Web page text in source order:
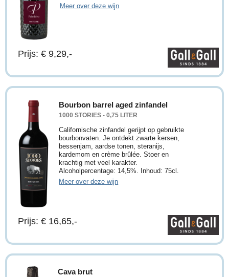
Meer over deze wijn
Prijs: € 9,29,-
Bourbon barrel aged zinfandel
1000 STORIES - 0,75 LITER
Californische zinfandel gerijpt op gebruikte
bourbonvaten. Je ontdekt zwarte kersen,
bessenjam, aardse tonen, steranijs,
kardemom en crème brûlée. Stoer en
krachtig met veel karakter.
Alcoholpercentage: 14,5%. Inhoud: 75cl.
Meer over deze wijn
Prijs: € 16,65,-
Cava brut